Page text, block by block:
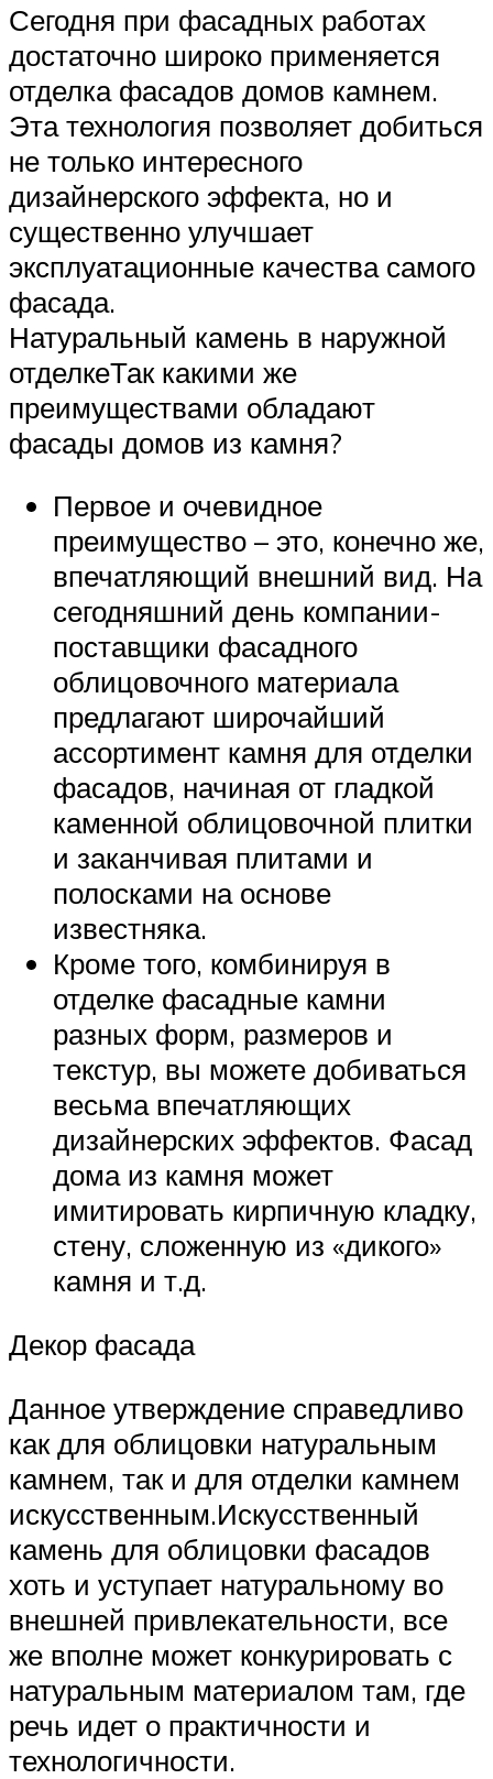
Сегодня при фасадных работах
достаточно широко применяется
отделка фасадов домов камнем.
Эта технология позволяет добиться
не только интересного
дизайнерского эффекта, но и
существенно улучшает
эксплуатационные качества самого
фасада.
Натуральный камень в наружной
отделкеТак какими же
преимуществами обладают
фасады домов из камня?
Первое и очевидное
преимущество – это, конечно же,
впечатляющий внешний вид. На
сегодняшний день компании-
поставщики фасадного
облицовочного материала
предлагают широчайший
ассортимент камня для отделки
фасадов, начиная от гладкой
каменной облицовочной плитки
и заканчивая плитами и
полосками на основе
известняка.
Кроме того, комбинируя в
отделке фасадные камни
разных форм, размеров и
текстур, вы можете добиваться
весьма впечатляющих
дизайнерских эффектов. Фасад
дома из камня может
имитировать кирпичную кладку,
стену, сложенную из «дикого»
камня и т.д.
Декор фасада
Данное утверждение справедливо
как для облицовки натуральным
камнем, так и для отделки камнем
искусственным.Искусственный
камень для облицовки фасадов
хоть и уступает натуральному во
внешней привлекательности, все
же вполне может конкурировать с
натуральным материалом там, где
речь идет о практичности и
технологичности.